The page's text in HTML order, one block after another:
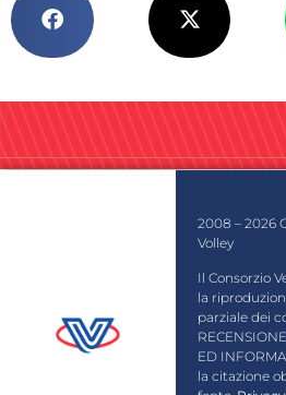
2008 – 2026
Volley
Il Consorzio
la
parziale dei
ED
la citazione